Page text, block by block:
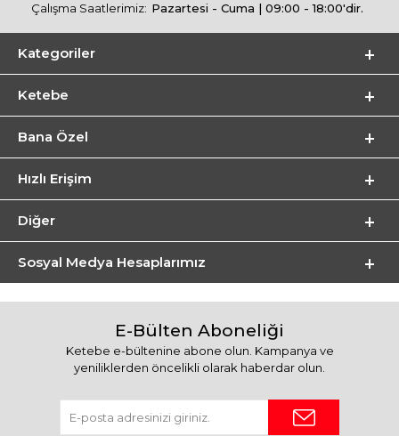
Çalışma Saatlerimiz: Pazartesi - Cuma | 09:00 - 18:00'dir.
Kategoriler
Ketebe
Bana Özel
Hızlı Erişim
Diğer
Sosyal Medya Hesaplarımız
E-Bülten Aboneliği
Ketebe e-bültenine abone olun. Kampanya ve
yeniliklerden öncelikli olarak haberdar olun.